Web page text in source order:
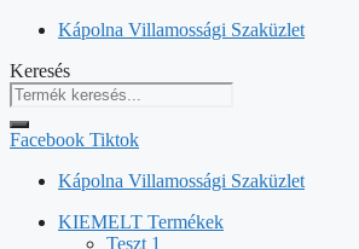
Kilépés
tartalomba
Kápolna Villamossági Szaküzlet
Keresés
Facebook Tiktok
Kápolna Villamossági Szaküzlet
KIEMELT Termékek
Teszt 1